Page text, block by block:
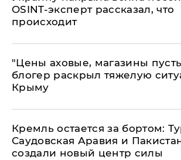
OSINT-эксперт рассказал, что
происходит
​"Цены аховые, магазины
блогер раскрыл тяжелую
Крыму
​Кремль остается за бортом:
Саудовская Аравия и
создали новый центр силы